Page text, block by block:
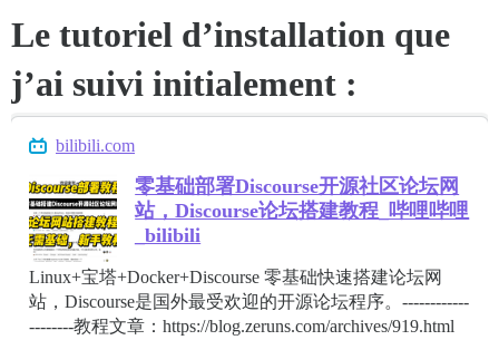
Le tutoriel d’installation que
j’ai suivi initialement :
bilibili.com
零基础部署Discourse开源社区论坛网
站，Discourse论坛搭建教程_哔哩哔哩
_bilibili
Linux+宝塔+Docker+Discourse 零基础快速搭建论坛网
站，Discourse是国外最受欢迎的开源论坛程序。------------
--------教程文章：https://blog.zeruns.com/archives/919.html